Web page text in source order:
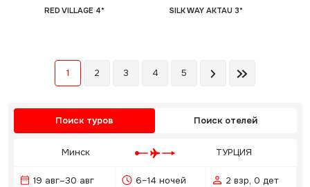
RED VILLAGE 4* SILK WAY AKTAU 3*
1 2 3 4 5
Поиск туров Поиск отелей
Минск ТУРЦИЯ
19 авг–30 авг 6–14 ночей 2 взр, 0 дет